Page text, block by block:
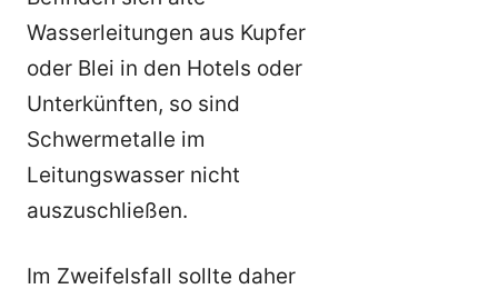
Wasserleitungen aus Kupfer
oder Blei in den Hotels oder
Unterkünften, so sind
Schwermetalle im
Leitungswasser nicht
auszuschließen.
Im Zweifelsfall sollte daher